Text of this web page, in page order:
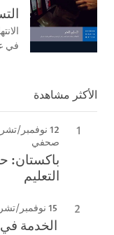
في
الأكثر مشاهدة
12 نوفمبر/تشرين الثاني 2018
صحفي
باكستان:
التعليم
15 نوفمبر/تشرين الثاني 2012
الخدمة في